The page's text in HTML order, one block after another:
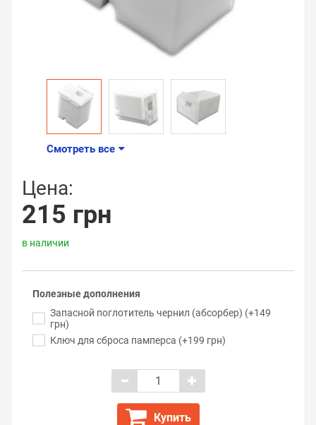
Смотреть все
Цена:
215 грн
в наличии
Полезные дополнения
Запасной поглотитель чернил (абсорбер) (+149
грн)
Ключ для сброса памперса (+199 грн)
Купить